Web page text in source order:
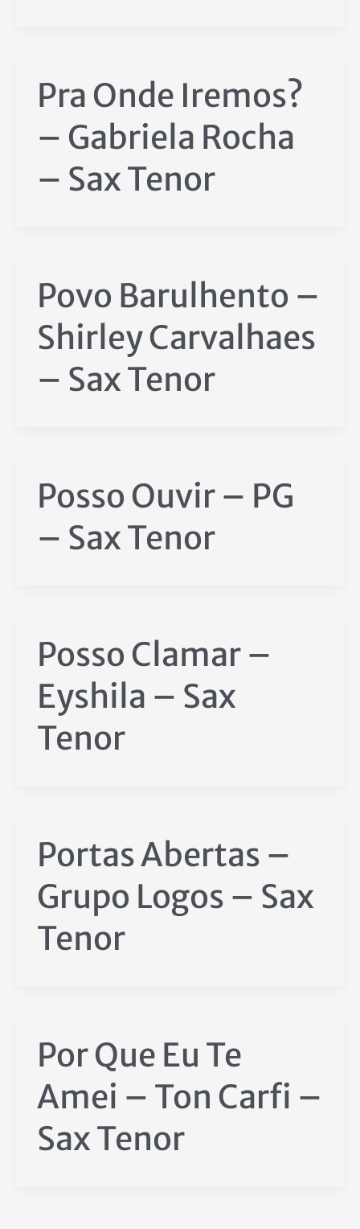
Pra Onde Iremos?
– Gabriela Rocha
– Sax Tenor
Povo Barulhento –
Shirley Carvalhaes
– Sax Tenor
Posso Ouvir – PG
– Sax Tenor
Posso Clamar –
Eyshila – Sax
Tenor
Portas Abertas –
Grupo Logos – Sax
Tenor
Por Que Eu Te
Amei – Ton Carfi –
Sax Tenor